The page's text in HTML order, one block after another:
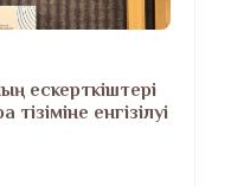
ескерткіштері
енгізілуі